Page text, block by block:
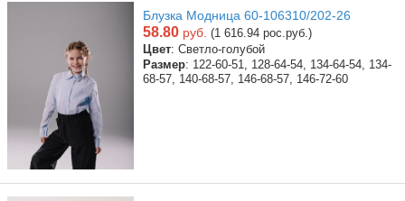
Блузка Модница 60-106310/202-26
58.80 руб. (1 616.94 рос.руб.)
Цвет: Светло-голубой
Размер: 122-60-51, 128-64-54, 134-64-54, 134-
68-57, 140-68-57, 146-68-57, 146-72-60